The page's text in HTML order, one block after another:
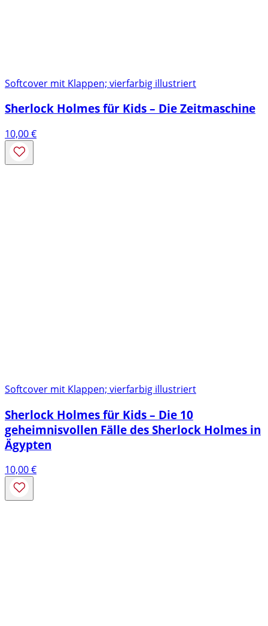
Softcover mit Klappen; vierfarbig illustriert
Sherlock Holmes für Kids – Die Zeitmaschine
10,00€
Softcover mit Klappen; vierfarbig illustriert
Sherlock Holmes für Kids – Die 10
geheimnisvollen Fälle des Sherlock Holmes in
Ägypten
10,00€